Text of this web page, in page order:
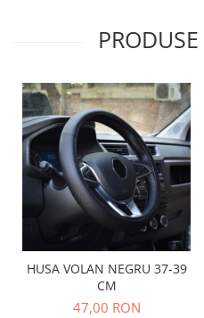
HUSA VOLAN NEGRU 37-39
CM
47,00 RON